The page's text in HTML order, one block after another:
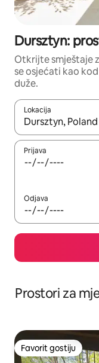
Dursztyn:
Otkrijte smještaje
se osjećati kao
duže.
Lokacija
Kad su rezultati
Prijava
Odjava
Prostori za
Favorit gostiju
Favorit gostiju